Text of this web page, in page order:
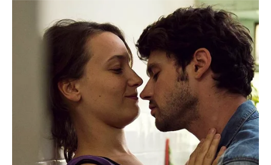
Tokom juna poseban značaj ima osoba koja će imati
važnu ulogu u vašem životu.
Možda će vam ponuditi priliku.
Možda dati savjet.
Možda otvoriti vrata koja sami ne biste mogli otvoriti.
Kako god bilo, taj susret neće biti slučajan.